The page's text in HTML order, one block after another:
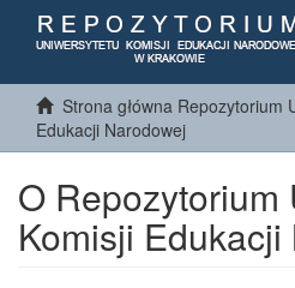
Strona główna Repozytorium
Edukacji Narodowej
O Repozytorium
Komisji